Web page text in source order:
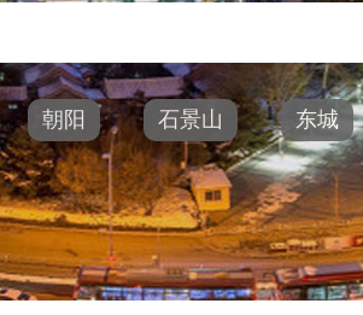
朝阳 石景山 东城